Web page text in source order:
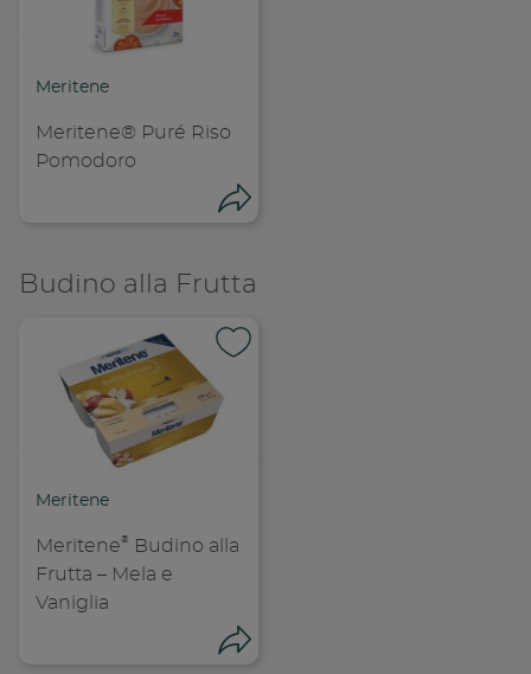
Condividi su
Meritene
Meritene® Puré Riso
Pomodoro
Condividi su
Budino alla Frutta
Meritene
Meritene®
Budino alla
Frutta – Mela e
Vaniglia